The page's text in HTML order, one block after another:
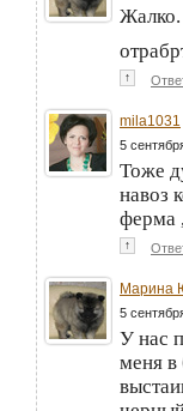
Жалко.
↑
mila1031
5
Тоже
навоз
ферма
↑
Марина
5
У нас
меня в